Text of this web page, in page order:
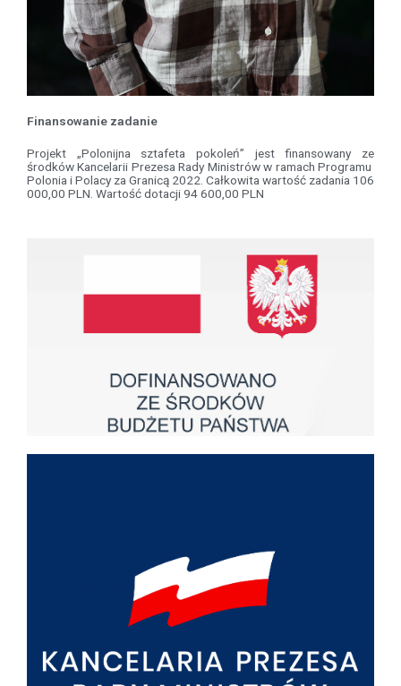
Finansowanie zadanie
Projekt „Polonijna sztafeta pokoleń” jest finansowany ze
środków Kancelarii Prezesa Rady Ministrów w ramach Programu
Polonia i Polacy za Granicą 2022. Całkowita wartość zadania 106
000,00 PLN. Wartość dotacji 94 600,00 PLN